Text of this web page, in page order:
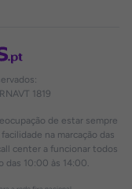
1819
de estar sempre
na marcação das
center a funcionar todos
das 10:00 às 14:00.